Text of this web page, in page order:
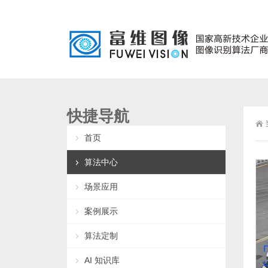
快捷导航
首页
算法中心
场景应用
案例展示
算法定制
AI 知识库